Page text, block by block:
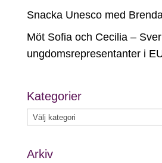
Snacka Unesco med
Möt Sofia och Cecilia –
ungdomsrepresentanter i
Kategorier
Kategorier
Arkiv